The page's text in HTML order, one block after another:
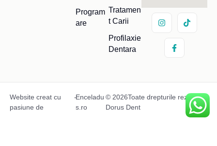
Program
are
Tratamen
t Carii
Profilaxie
Dentara
Website creat cu
pasiune de
-Enceladu
s.ro
© 2026Toate drepturile rezervate
Dorus Dent